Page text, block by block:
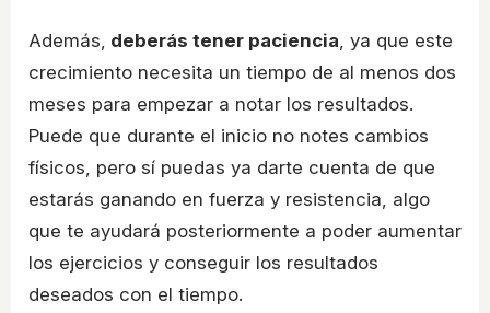
Además, deberás tener paciencia , ya que este
crecimiento necesita un tiempo de al menos dos
meses para empezar a notar los resultados.
Puede que durante el inicio no notes cambios
físicos, pero sí puedas ya darte cuenta de que
estarás ganando en fuerza y resistencia, algo
que te ayudará posteriormente a poder aumentar
los ejercicios y conseguir los resultados
deseados con el tiempo.